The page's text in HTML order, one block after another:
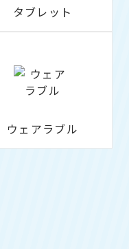
タブレット
ウェアラブル